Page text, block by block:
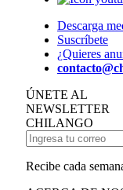
Descarga
Suscríbete
¿Quieres
ÚNETE AL
NEWSLETTER
CHILANGO
Recibe cada